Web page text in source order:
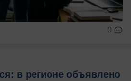
0
в регионе объявлено